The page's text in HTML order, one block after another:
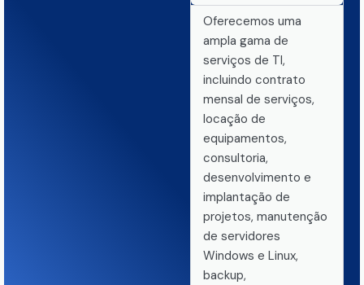
Oferecemos uma
ampla gama de
serviços de TI,
incluindo contrato
mensal de serviços,
locação de
equipamentos,
consultoria,
desenvolvimento e
implantação de
projetos, manutenção
de servidores
Windows e Linux,
backup,